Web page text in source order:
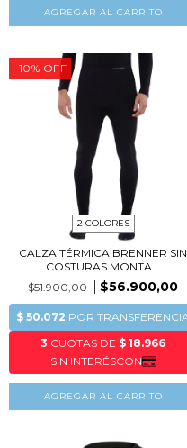
AGREGAR AL CARRITO
-10% OFF
2 COLORES
CALZA TÉRMICA BRENNER SIN
COSTURAS MONTA...
$51.900,00
$56.900,00
AGREGAR AL CARRITO